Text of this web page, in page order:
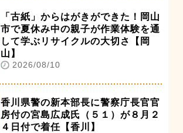
「古紙」からはがきができた！岡山
市で夏休み中の親子が作業体験を通
して学ぶリサイクルの大切さ【岡
山】
2026/08/10
香川県警の新本部長に警察庁長官官
房付の宮島広成氏（５１）が８月２
４日付で着任【香川】